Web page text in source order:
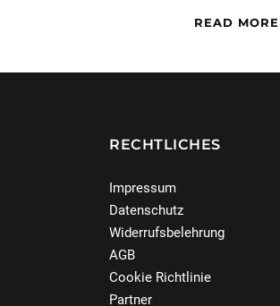
READ MORE
RECHTLICHES
Impressum
Datenschutz
Widerrufsbelehrung
AGB
Cookie Richtlinie
Partner